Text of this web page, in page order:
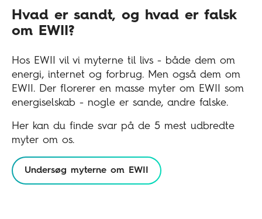
Hvad er sandt, og hvad er falsk
om EWII?
Hos EWII vil vi myterne til livs - både dem om
energi, internet og forbrug. Men også dem om
EWII. Der florerer en masse myter om EWII som
energiselskab - nogle er sande, andre falske.
Her kan du finde svar på de 5 mest udbredte
myter om os.
Undersøg myterne om EWII